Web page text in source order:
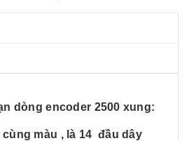
dòng encoder 2500 xung:
màu , là 14 đầu dây